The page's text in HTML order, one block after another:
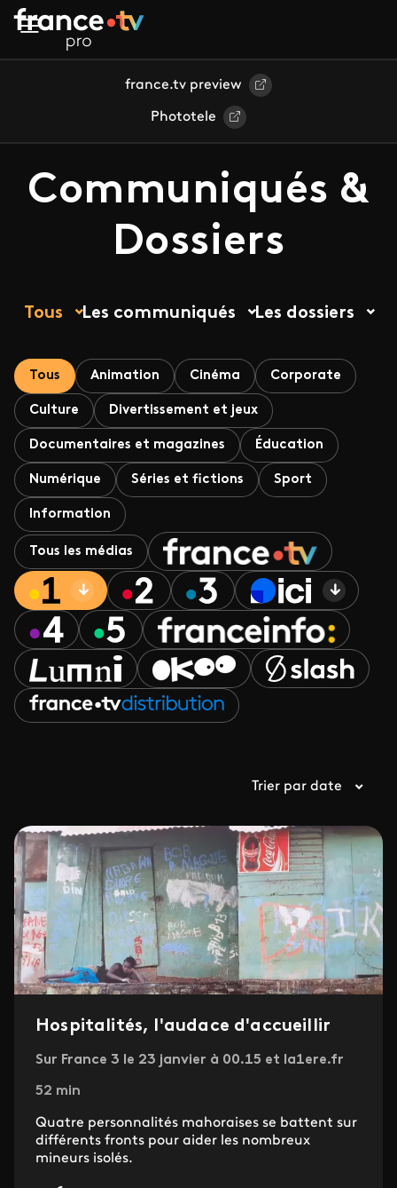
Aller au contenu principal
france.tv preview
Phototele
Communiqués &
Dossiers
Tous Les communiqués Les dossiers
Tous Animation Cinéma Corporate
Culture Divertissement et jeux
Documentaires et magazines Éducation
Numérique Séries et fictions Sport
Information
Tous les médias
Trier par date
Hospitalités, l'audace d'accueillir
Sur France 3 le 23 janvier à 00.15 et la1ere.fr
52 min
Quatre personnalités mahoraises se battent sur
différents fronts pour aider les nombreux
mineurs isolés.